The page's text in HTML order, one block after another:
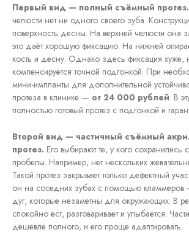
Первый вид — полный съёмный протез.
челюсти нет ни одного своего зуба.
поверхность десны. На верхней челюсти она
это даёт хорошую фиксацию. На нижней
кость и десну. Однако здесь фиксация хуже,
компенсируется точной подгонкой. При
мини-импланты для дополнительной
протеза в клинике — от 24 000 рублей. В
полностью готовый протез с подгонкой и
Второй вид — частичный съёмный
протез. Его выбирают те, у кого сохранились
пробелы. Например, нет нескольких
Такой протез закрывает только дефектный
он на соседних зубах с помощью кламмеров
дуг, которые незаметны для окружающих. В
спокойно ест, разговаривает и улыбается.
дешевле полного, и его проще адаптировать.